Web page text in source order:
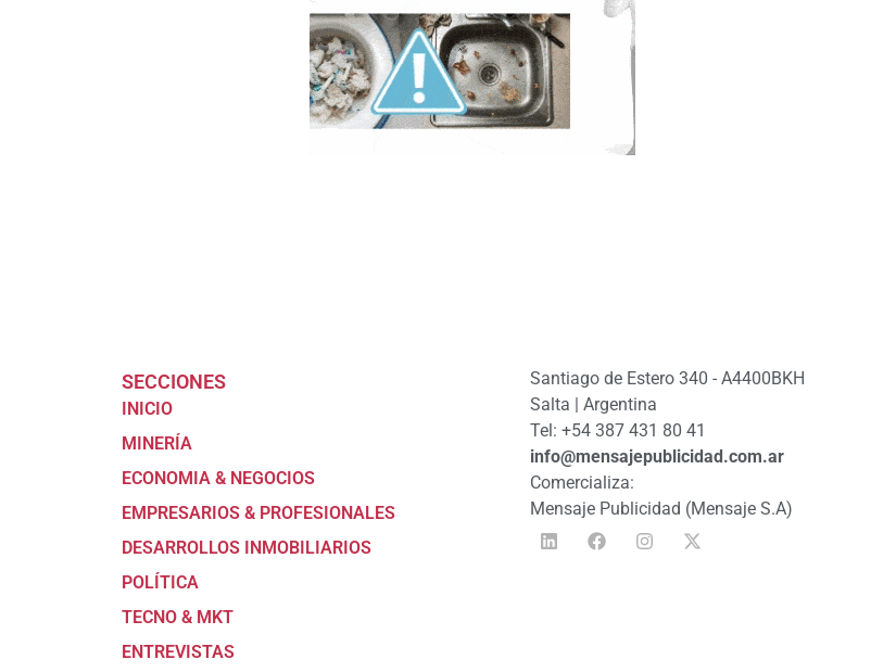
SECCIONES
INICIO
MINERÍA
ECONOMIA & NEGOCIOS
EMPRESARIOS & PROFESIONALES
DESARROLLOS INMOBILIARIOS
POLÍTICA
TECNO & MKT
ENTREVISTAS
Santiago de Estero 340 - A4400BKH
Salta | Argentina
Tel: +54 387 431 80 41
info@mensajepublicidad.com.ar
Comercializa:
Mensaje Publicidad (Mensaje S.A)